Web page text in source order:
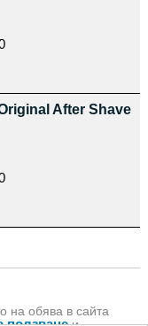
After Shave
на обява в сайта